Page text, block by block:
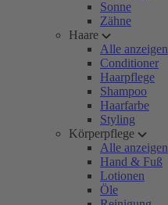
Sonne
Zähne
Haare
Alle anzeigen
Conditioner
Haarpflege
Shampoo
Haarfarbe
Styling
Körperpflege
Alle anzeigen
Hand & Fuß
Lotionen
Öle